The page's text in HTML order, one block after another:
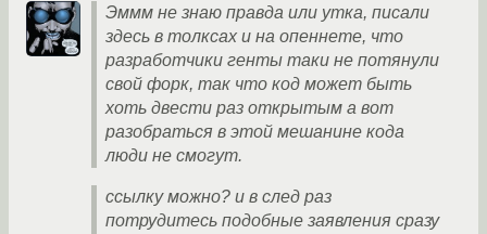
Эммм не знаю правда или утка, писали
здесь в толксах и на опеннете, что
разработчики генты таки не потянули
свой форк, так что код может быть
хоть двести раз открытым а вот
разобраться в этой мешанине кода
люди не смогут.
ссылку можно? и в след раз
потрудитесь подобные заявления сразу